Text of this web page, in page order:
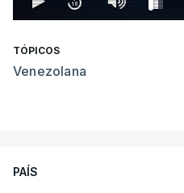
TÓPICOS
Venezolana
PAÍS